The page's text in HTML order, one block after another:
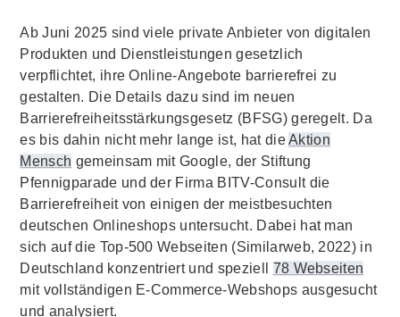
Ab Juni 2025 sind viele private Anbieter von digitalen
Produkten und Dienstleistungen gesetzlich
verpflichtet, ihre Online-Angebote barrierefrei zu
gestalten. Die Details dazu sind im neuen
Barrierefreiheitsstärkungsgesetz (BFSG) geregelt. Da
es bis dahin nicht mehr lange ist, hat dieAktion
Mensch gemeinsam mit Google, der Stiftung
Pfennigparade und der Firma BITV-Consult die
Barrierefreiheit von einigen der meistbesuchten
deutschen Onlineshops untersucht. Dabei hat man
sich auf die Top-500 Webseiten (Similarweb, 2022) in
Deutschland konzentriert und speziell 78 Webseiten
mit vollständigen E-Commerce-Webshops ausgesucht
und analysiert.